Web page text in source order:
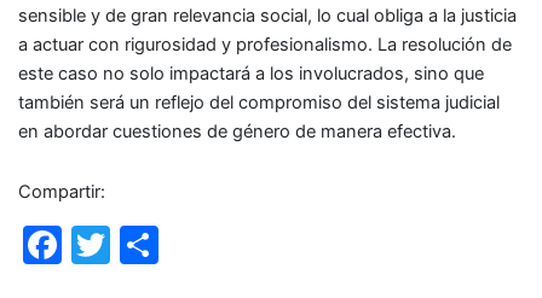
sensible y de gran relevancia social, lo cual obliga a la justicia
a actuar con rigurosidad y profesionalismo. La resolución de
este caso no solo impactará a los involucrados, sino que
también será un reflejo del compromiso del sistema judicial
en abordar cuestiones de género de manera efectiva.
Compartir:
F
T